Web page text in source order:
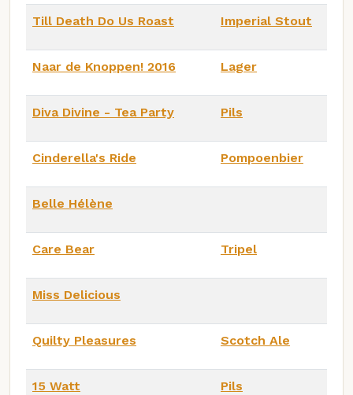
Till Death Do Us Roast Imperial Stout
Naar de Knoppen! 2016 Lager
Diva Divine - Tea Party Pils
Cinderella's Ride Pompoenbier
Belle Hélène
Care Bear Tripel
Miss Delicious
Quilty Pleasures Scotch Ale
15 Watt Pils